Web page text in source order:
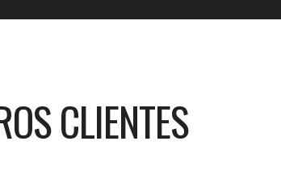
CLIENTES